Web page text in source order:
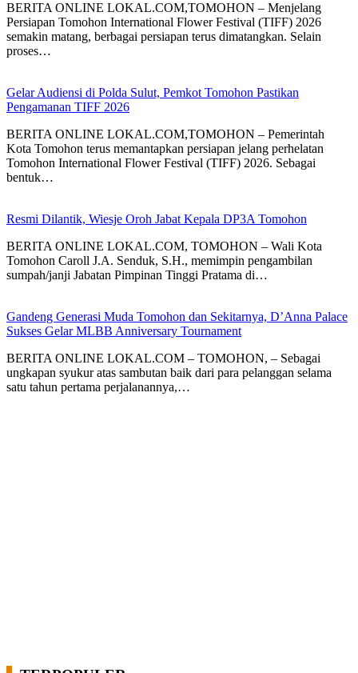
BERITA ONLINE LOKAL.COM,TOMOHON – Menjelang
Persiapan Tomohon International Flower Festival (TIFF) 2026
semakin matang, berbagai persiapan terus dimatangkan. Selain
proses…
Gelar Audiensi di Polda Sulut, Pemkot Tomohon Pastikan
Pengamanan TIFF 2026
BERITA ONLINE LOKAL.COM,TOMOHON – Pemerintah
Kota Tomohon terus memantapkan persiapan jelang perhelatan
Tomohon International Flower Festival (TIFF) 2026. Sebagai
bentuk…
Resmi Dilantik, Wiesje Oroh Jabat Kepala DP3A Tomohon
BERITA ONLINE LOKAL.COM, TOMOHON – Wali Kota
Tomohon Caroll J.A. Senduk, S.H., memimpin pengambilan
sumpah/janji Jabatan Pimpinan Tinggi Pratama di…
Gandeng Generasi Muda Tomohon dan Sekitarnya, D’Anna Palace
Sukses Gelar MLBB Anniversary Tournament
BERITA ONLINE LOKAL.COM – TOMOHON, – Sebagai
ungkapan syukur atas sambutan baik dari para pelanggan selama
satu tahun pertama perjalanannya,…